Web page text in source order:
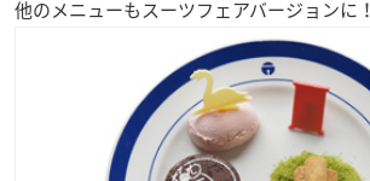
他のメニューもスーツフェアバージョンに！